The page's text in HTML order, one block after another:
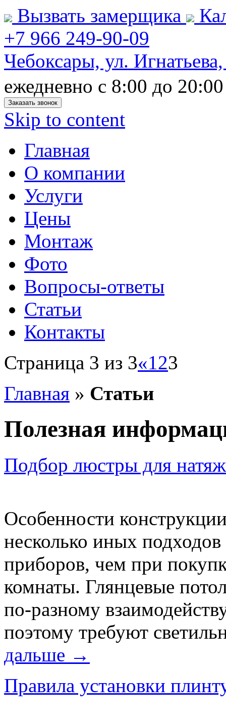
Вызвать замерщика
+7 966 249-90-09
Чебоксары, ул.
ежедневно с 8:00 до 20:00
Заказать звонок
Skip to content
Главная
О компании
Услуги
Цены
Монтаж
Фото
Вопросы-ответы
Статьи
Контакты
Страница 3 из 3«123
Главная » Статьи
Полезная
Подбор люстры для
Особенности
несколько иных
приборов, чем при
комнаты. Глянцевые
по-разному
поэтому требуют
дальше →
Правила установки